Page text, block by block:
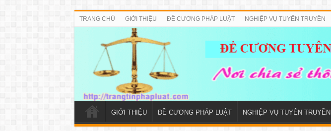
TRANG CHỦ GIỚI THIỆU ĐỀ CƯƠNG PHÁP LUẬT NGHIỆP VỤ TUYÊN TRUYỀN
GIỚI THIỆU ĐỀ CƯƠNG PHÁP LUẬT NGHIỆP VỤ TUYÊN TRUYỀN